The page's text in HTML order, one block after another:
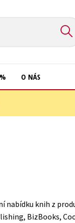
Výchova a pedagogika
O NÁS
nabídku knih z
BizBooks,